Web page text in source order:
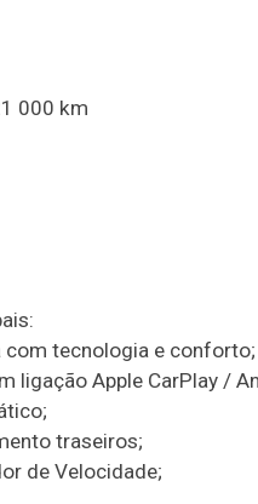
000 km
com tecnologia e conforto;
ligação Apple CarPlay /
traseiros;
de Velocidade;